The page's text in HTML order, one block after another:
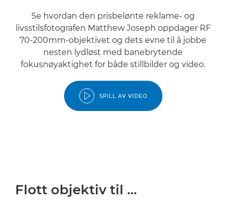
Se hvordan den prisbelønte reklame- og
livsstilsfotografen Matthew Joseph oppdager RF
70-200mm-objektivet og dets evne til å jobbe
nesten lydløst med banebrytende
fokusnøyaktighet for både stillbilder og video.
SPILL AV VIDEO
Flott objektiv til …